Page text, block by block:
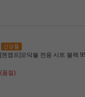
[젠캠프]모닥불 전용 시트 블랙
(품절)